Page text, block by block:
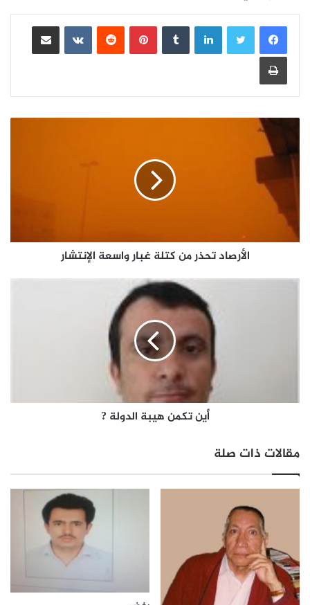
لينكدإن بينتيريست
مشاركة عبر البريد
طباعة
الأرصاد تحذر من كتلة غبار واسعة الإنتشار
أين تكمن هيبة الدولة ?
مقالات ذات صلة